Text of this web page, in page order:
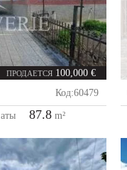
ПРОДАЕТСЯ 100,000 €
Код:60479
87.8m²